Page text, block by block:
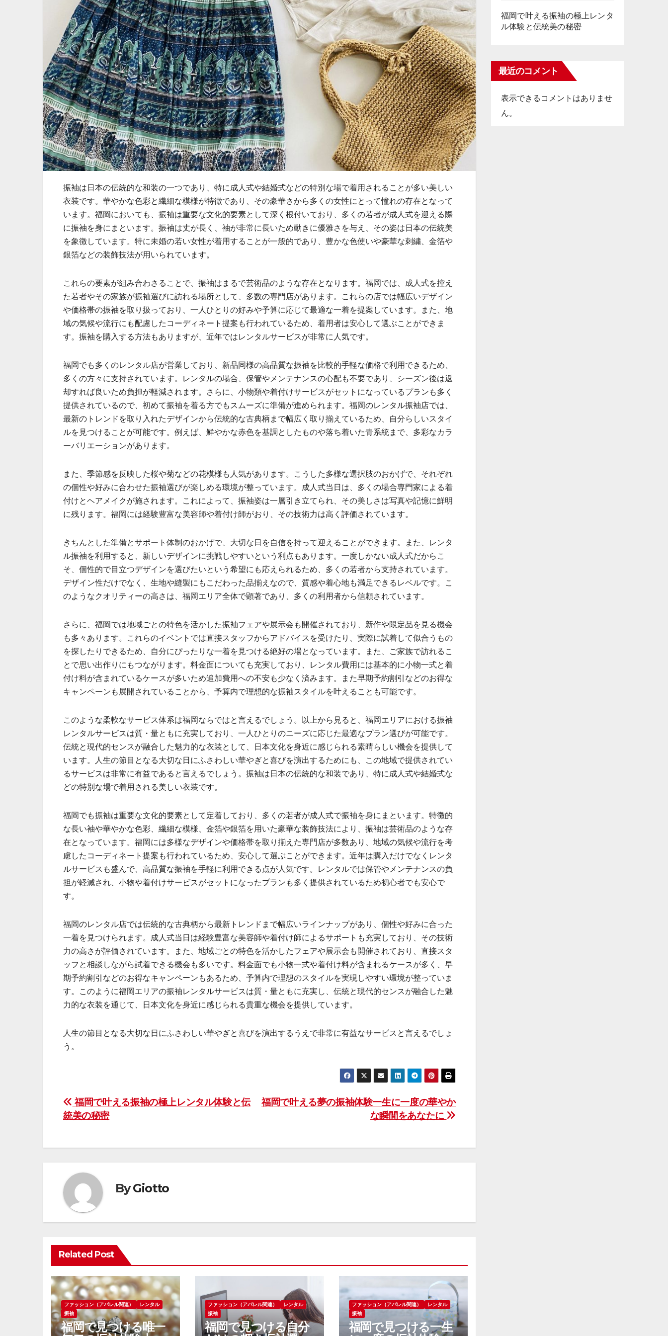
振袖は日本の伝統的な和装の一つであり、特に成人式や結婚式などの特別な場で着用されることが多い美しい
衣装です。 華やかな色彩と繊細な模様が特徴であり、その豪華さから多くの女性にとって憧れの存在となって
います。福岡においても、振袖は重要な文化的要素として深く根付いており、多くの若者が成人式を迎える際
に振袖を身にまといます。振袖は丈が長く、袖が非常に長いため動きに優雅さを与え、その姿は日本の伝統美
を象徴しています。特に未婚の若い女性が着用することが一般的であり、豊かな色使いや豪華な刺繍、金箔や
銀箔などの装飾技法が用いられています。
これらの要素が組み合わさることで、振袖はまるで芸術品のような存在となります。福岡では、成人式を控え
た若者やその家族が振袖選びに訪れる場所として、多数の専門店があります。これらの店では幅広いデザイン
や価格帯の振袖を取り扱っており、一人ひとりの好みや予算に応じて最適な一着を提案しています。また、地
域の気候や流行にも配慮したコーディネート提案も行われているため、着用者は安心して選ぶことができま
す。振袖を購入する方法もありますが、近年ではレンタルサービスが非常に人気です。
福岡でも多くのレンタル店が営業しており、新品同様の高品質な振袖を比較的手軽な価格で利用できるため、
多くの方々に支持されています。レンタルの場合、保管やメンテナンスの心配も不要であり、シーズン後は返
却すれば良いため負担が軽減されます。さらに、小物類や着付けサービスがセットになっているプランも多く
提供されているので、初めて振袖を着る方でもスムーズに準備が進められます。福岡のレンタル振袖店では、
最新のトレンドを取り入れたデザインから伝統的な古典柄まで幅広く取り揃えているため、自分らしいスタイ
ルを見つけることが可能です。例えば、鮮やかな赤色を基調としたものや落ち着いた青系統まで、多彩なカラ
ーバリエーションがあります。
また、季節感を反映した桜や菊などの花模様も人気があります。こうした多様な選択肢のおかげで、それぞれ
の個性や好みに合わせた振袖選びが楽しめる環境が整っています。成人式当日は、多くの場合専門家による着
付けとヘアメイクが施されます。これによって、振袖姿は一層引き立てられ、その美しさは写真や記憶に鮮明
に残ります。福岡には経験豊富な美容師や着付け師がおり、その技術力は高く評価されています。
きちんとした準備とサポート体制のおかげで、大切な日を自信を持って迎えることができます。また、レンタ
ル振袖を利用すると、新しいデザインに挑戦しやすいという利点もあります。一度しかない成人式だからこ
そ、個性的で目立つデザインを選びたいという希望にも応えられるため、多くの若者から支持されています。
デザイン性だけでなく、生地や縫製にもこだわった品揃えなので、質感や着心地も満足できるレベルです。こ
のようなクオリティーの高さは、福岡エリア全体で顕著であり、多くの利用者から信頼されています。
さらに、福岡では地域ごとの特色を活かした振袖フェアや展示会も開催されており、新作や限定品を見る機会
も多々あります。これらのイベントでは直接スタッフからアドバイスを受けたり、実際に試着して似合うもの
を探したりできるため、自分にぴったりな一着を見つける絶好の場となっています。また、ご家族で訪れるこ
とで思い出作りにもつながります。料金面についても充実しており、レンタル費用には基本的に小物一式と着
付け料が含まれているケースが多いため追加費用への不安も少なく済みます。また早期予約割引などのお得な
キャンペーンも展開されていることから、予算内で理想的な振袖スタイルを叶えることも可能です。
このような柔軟なサービス体系は福岡ならではと言えるでしょう。以上から見ると、福岡エリアにおける振袖
レンタルサービスは質・量ともに充実しており、一人ひとりのニーズに応じた最適なプラン選びが可能です。
伝統と現代的センスが融合した魅力的な衣装として、日本文化を身近に感じられる素晴らしい機会を提供して
います。人生の節目となる大切な日にふさわしい華やぎと喜びを演出するためにも、この地域で提供されてい
るサービスは非常に有益であると言えるでしょう。振袖は日本の伝統的な和装であり、特に成人式や結婚式な
どの特別な場で着用される美しい衣装です。
福岡でも振袖は重要な文化的要素として定着しており、多くの若者が成人式で振袖を身にまといます。特徴的
な長い袖や華やかな色彩、繊細な模様、金箔や銀箔を用いた豪華な装飾技法により、振袖は芸術品のような存
在となっています。福岡には多様なデザインや価格帯を取り揃えた専門店が多数あり、地域の気候や流行を考
慮したコーディネート提案も行われているため、安心して選ぶことができます。近年は購入だけでなくレンタ
ルサービスも盛んで、高品質な振袖を手軽に利用できる点が人気です。レンタルでは保管やメンテナンスの負
担が軽減され、小物や着付けサービスがセットになったプランも多く提供されているため初心者でも安心で
す。
福岡のレンタル店では伝統的な古典柄から最新トレンドまで幅広いラインナップがあり、個性や好みに合った
一着を見つけられます。成人式当日は経験豊富な美容師や着付け師によるサポートも充実しており、その技術
力の高さが評価されています。また、地域ごとの特色を活かしたフェアや展示会も開催されており、直接スタ
ッフと相談しながら試着できる機会も多いです。料金面でも小物一式や着付け料が含まれるケースが多く、早
期予約割引などのお得なキャンペーンもあるため、予算内で理想のスタイルを実現しやすい環境が整っていま
す。このように福岡エリアの振袖レンタルサービスは質・量ともに充実し、伝統と現代的センスが融合した魅
力的な衣装を通じて、日本文化を身近に感じられる貴重な機会を提供しています。
人生の節目となる大切な日にふさわしい華やぎと喜びを演出するうえで非常に有益なサービスと言えるでしょ
う。
投
稿
ナ
ゲ
ー
シ
ョ
ン
福岡で叶える夢の振袖体験一生に一度の華やか
な瞬間をあなたに
福岡で叶える振袖の極上レンタル体験と伝
統美の秘密
ByGiotto
Related Post
ファッション（アパレル関連）
レンタル
振袖
福岡で見つける唯一
ファッション（アパレル関連）
レンタル
振袖
福岡で見つける自分
ファッション（アパレル関連）
レンタル
振袖
福岡で見つける一生
福岡で叶える振袖の極上レンタ
ル体験と伝統美の秘密
最近のコメント
表示できるコメントはありませ
ん。